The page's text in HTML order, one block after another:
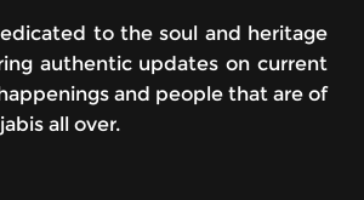
to the soul and heritage
authentic updates on current
and people that are of
all over.